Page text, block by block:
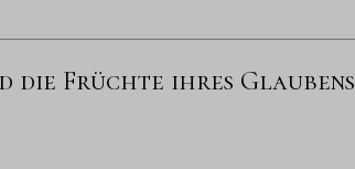
die Früchte ihres Glaubens